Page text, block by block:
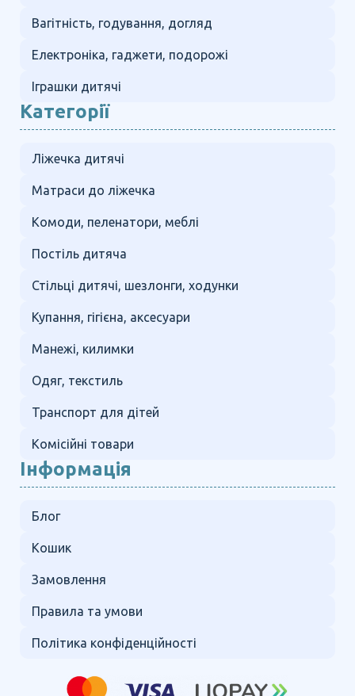
Вагітність, годування, догляд
Електроніка, гаджети, подорожі
Іграшки дитячі
Категорії
Ліжечка дитячі
Матраси до ліжечка
Комоди, пеленатори, меблі
Постіль дитяча
Стільці дитячі, шезлонги, ходунки
Купання, гігієна, аксесуари
Манежі, килимки
Одяг, текстиль
Транспорт для дітей
Комісійні товари
Інформація
Блог
Кошик
Замовлення
Правила та умови
Політика конфіденційності